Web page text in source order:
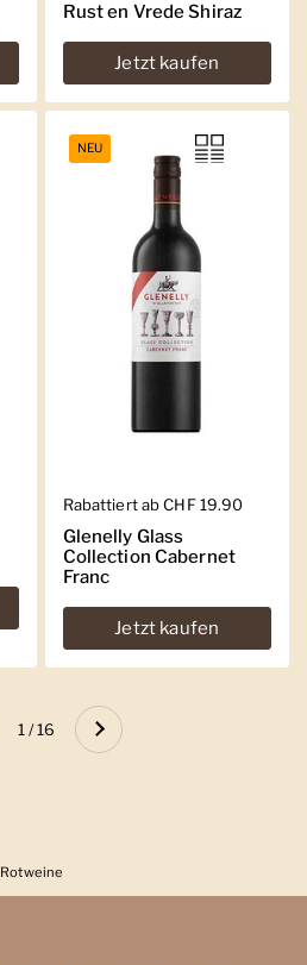
Rust en Vrede Shiraz
Jetzt kaufen
Regulärer Preis
Rabattiert ab CHF 19.90
Glenelly Glass
Collection Cabernet
Franc
Jetzt kaufen
NEU
1 / 16 Weiter
Rotweine